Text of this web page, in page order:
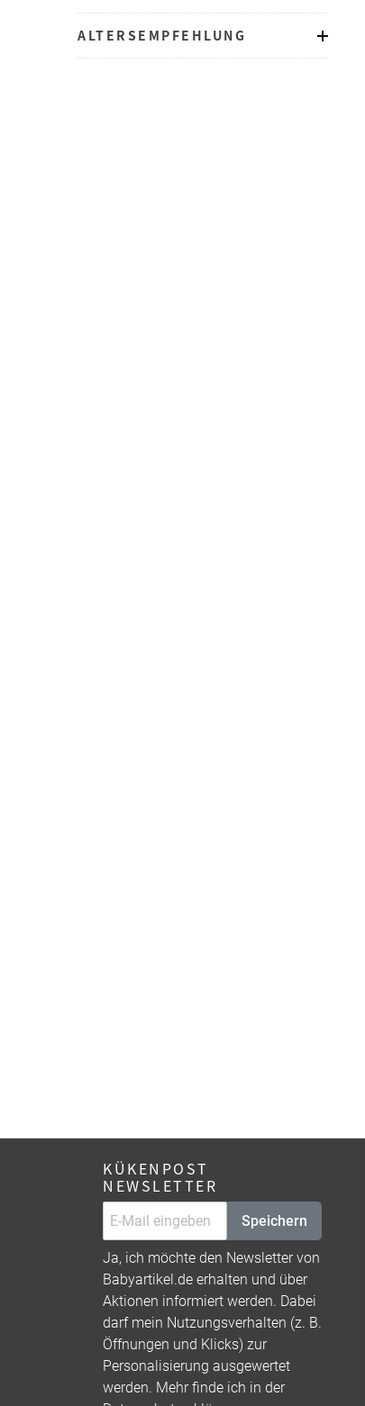
ALTERSEMPFEHLUNG
KÜKENPOST
NEWSLETTER
Speichern
Ja, ich möchte den Newsletter von
Babyartikel.de erhalten und über
Aktionen informiert werden. Dabei
darf mein Nutzungsverhalten (z. B.
Öffnungen und Klicks) zur
Personalisierung ausgewertet
werden. Mehr finde ich in der